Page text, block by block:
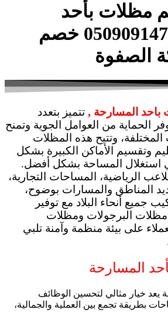
مظلات بأحد
المسارحة 0509091475 خصم
المسارحة , تتميز بتعدد
الحماية من العوامل الجوية وتمنح
وتتيح هذه المظلات
وتقسيم الأماكن الكبيرة بشكل
استغلال المساحة بشكل أفضل.
الرياضية، المساحات التجارية،
المناطق والمسارات بوضوح،
جميع أنحاء البلاد مع توفير
البرجولات ومظلات
على بيئة منظمة وآمنة تلبي
المسارحة
خيار مثالي لتحسين الوظائف
بطريقة تجمع بين العملية والجمالية،